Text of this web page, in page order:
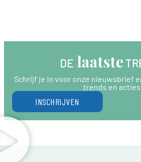
DE laatste
Schrijf je in voor onze nieuwsbrief
trends en
INSCHRIJVEN